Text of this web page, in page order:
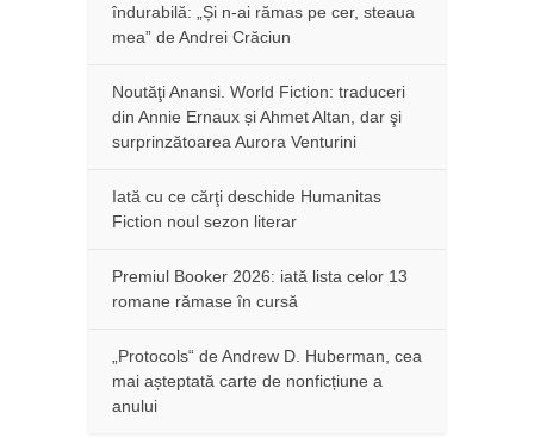
îndurabilă: „Și n-ai rămas pe cer, steaua
mea” de Andrei Crăciun
Noutăţi Anansi. World Fiction: traduceri
din Annie Ernaux și Ahmet Altan, dar şi
surprinzătoarea Aurora Venturini
Iată cu ce cărţi deschide Humanitas
Fiction noul sezon literar
Premiul Booker 2026: iată lista celor 13
romane rămase în cursă
„Protocols“ de Andrew D. Huberman, cea
mai așteptată carte de nonficțiune a
anului